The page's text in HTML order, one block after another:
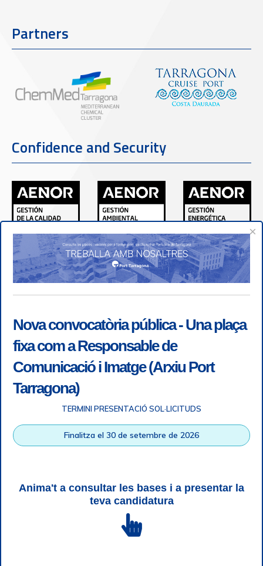
Partners
Confidence and Security
Accessibility Legal note | + info RGPD |Information of
×
Nova convocatòria pública - Una plaça
fixa com a Responsable de
Comunicació i Imatge (Arxiu Port
Tarragona)
TERMINI PRESENTACIÓ SOL·LICITUDS
Finalitza el 30 de setembre de 2026
Anima't a consultar les bases i a presentar la
teva candidatura